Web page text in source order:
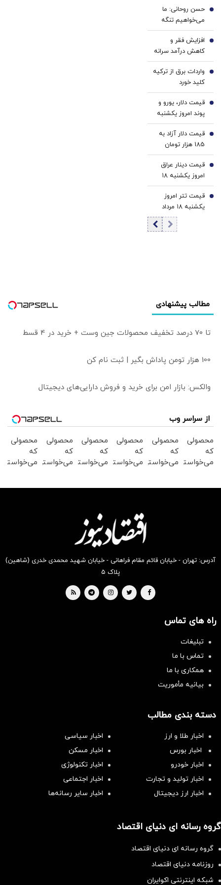
کن
سفید
کننده
خانگی
حسن روحانی: ما
می‌خواهیم تنگه
هرمز، تنگه جنگ
نباشد | چرا کویت و
امارات اجازه دادند
آمریکا از
پایگاه‌هایش علیه
ما استفاده کند؟ |
پیشنهادات ما در
طرح امید این بود
که نگذاریم از خاک
ما علیه دیگری
تجاوزی شود
1
افزایش فقر و
کاهش درآمد سرانه
حقیقی در کشور/
کاهش دسترسی به
مسکن معلول
بحران بزرگتری
است
2
واردات برق از ترکیه
کلید خورد
3
قیمت دلار، یورو و
پوند امروز یکشنبه
۱۸ مرداد 1405/
کاهش قیمت دلار و
یورو
4
قیمت دلار آزاد به
185 هزار تومان
رسید
5
قیمت دینار عراق
امروز یکشنبه ۱۸
مرداد 1405/ افزایش
قیمت دینار
6
قیمت تتر امروز
یکشنبه ۱۸ مرداد
1405 / کاهش
7
مطالب پیشنهادی
تا 70 درصد تخفیف محصولات جین وست + خرید در 4 قسط
100 هزار تومن پاداش بگیر | ثبت نام کن
والکس: بازار امن برای خرید و فروش دارایی‌های دیجیتال
از سراسر وب
محصولی
که
می‌خواستی
محصولی
که
می‌خواستی
محصولی
که
می‌خواستی
بخر !
محصولی
که
می‌خواستی
بخر !
محصولی
که
می‌خواستی
محصولی
که
می‌خواستی
آدرس: تهران - خیابان قائم مقام فراهانی - خیابان شهید محمدی خدری (شاهین)
پلاک ۵
راه های تماس
تبلیغات
تماس با ما
همکاری با ما
بیانیه مأموریت
دسته بندی مطالب
اخبار طلا و ارز
اخبار سیاسی
اخبار بورس
اخبار مسکن
اخبار خودرو
اخبار تکنولوژی
اخبار تولید و تجارت
اخبار اجتماعی
اخبار ارز دیجیتال
اخبار سایر رسانه‌‌ها
گروه رسانه ای دنیای اقتصاد
گروه رسانه ای دنیای اقتصاد
روزنامه دنیای اقتصاد
شبکه اینترنتی اکوایران